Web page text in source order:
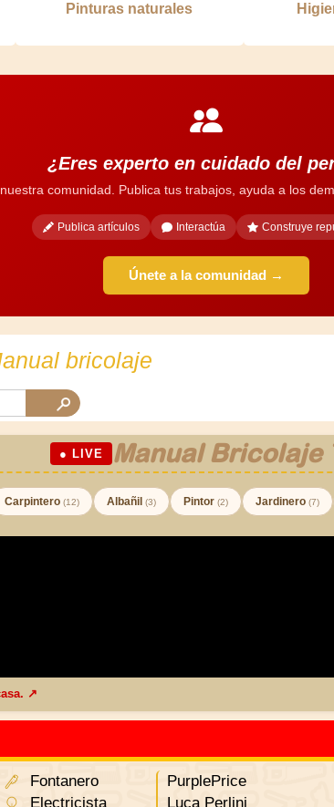
Pinturas naturales
¿Eres experto en cuidado del
comunidad. Publica tus trabajos, ayuda a los
Publica artículos Interactúa Construye
Únete a la comunidad →
bricolaje
● LIVE Manual Bricolaje
Carpintero (12) Albañil (3) Pintor (2) Jardinero (7)
↗
Fontanero
Electricista
PurplePrice
Luca Perlini